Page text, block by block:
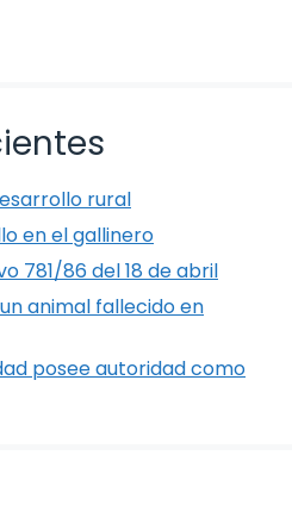
rural
en el gallinero
781/86 del 18 de abril
animal fallecido en
posee autoridad como